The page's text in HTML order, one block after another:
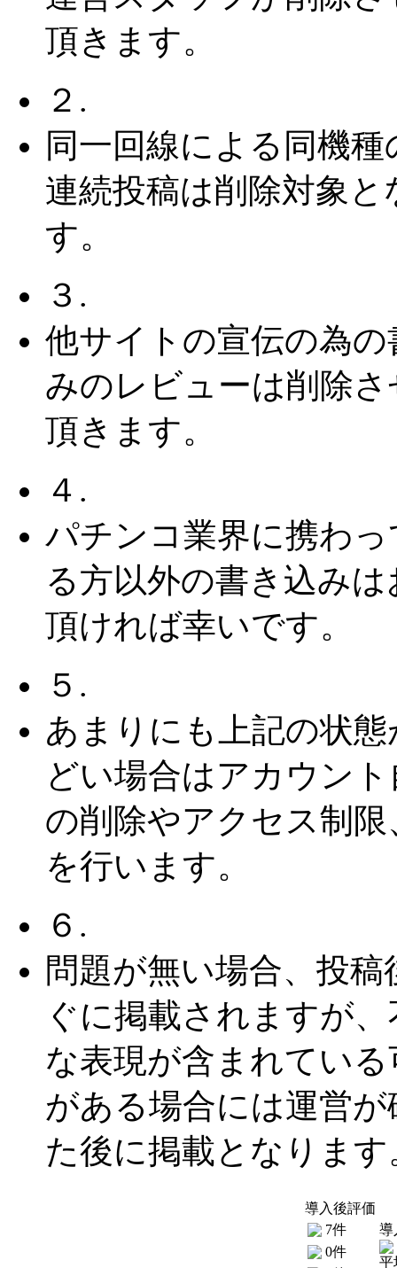
頂きます。
２.
同一回線による同機種
連続投稿は削除対象と
す。
３.
他サイトの宣伝の為の
みのレビューは削除さ
頂きます。
４.
パチンコ業界に携わっ
る方以外の書き込みは
頂ければ幸いです。
５.
あまりにも上記の状態
どい場合はアカウント
の削除やアクセス制限
を行います。
６.
問題が無い場合、投稿
ぐに掲載されますが
な表現が含まれている
がある場合には運営が
た後に掲載となります
導入後評価
7件
0件
導
平